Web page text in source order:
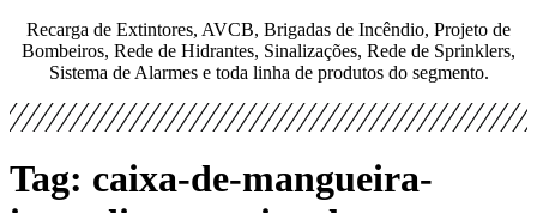
Recarga de Extintores, AVCB, Brigadas de Incêndio, Projeto de
Bombeiros, Rede de Hidrantes, Sinalizações, Rede de Sprinklers,
Sistema de Alarmes e toda linha de produtos do segmento.
Tag: caixa-de-mangueira-